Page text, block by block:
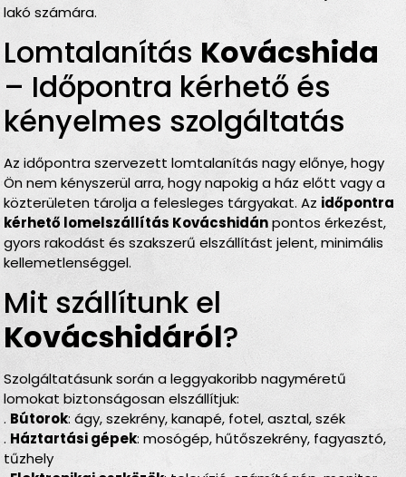
lakó számára.
Lomtalanítás Kovácshida
– Időpontra kérhető és
kényelmes szolgáltatás
Az időpontra szervezett lomtalanítás nagy előnye, hogy
Ön nem kényszerül arra, hogy napokig a ház előtt vagy a
közterületen tárolja a felesleges tárgyakat. Az időpontra
kérhető lomelszállítás Kovácshidánpontos érkezést,
gyors rakodást és szakszerű elszállítást jelent, minimális
kellemetlenséggel.
Mit szállítunk el
Kovácshidáról?
Szolgáltatásunk során a leggyakoribb nagyméretű
lomokat biztonságosan elszállítjuk:
. Bútorok: ágy, szekrény, kanapé, fotel, asztal, szék
. Háztartási gépek: mosógép, hűtőszekrény, fagyasztó,
tűzhely